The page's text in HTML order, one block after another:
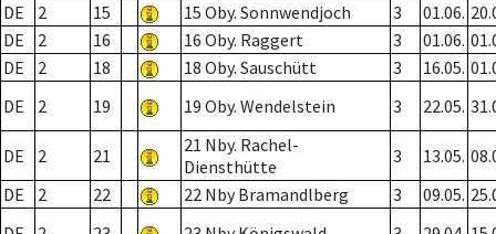
DE
2 15 15 Oby. Sonnwendjoch 3 01.06.
DE
2 16 16 Oby. Raggert 3 01.06.
DE
2 18 18 Oby. Sauschütt 3 16.05.
DE
2 19 19 Oby. Wendelstein 3 22.05.
DE 2 21
21 Nby. Rachel-
Diensthütte
3 13.05.
DE
2 22 22 Nby Bramandlberg 3 09.05.